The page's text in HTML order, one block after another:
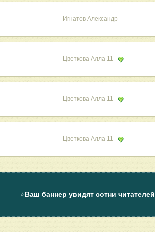
Игнатов Александр
Цветкова Алла 11
Цветкова Алла 11
Цветкова Алла 11
⭐Ваш баннер увидят сотни читателей